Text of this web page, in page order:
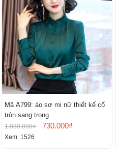
Mã A799: áo sơ mi nữ thiết kế cổ
tròn sang trọng
1.030.000₫ 730.000₫
Xem: 1526